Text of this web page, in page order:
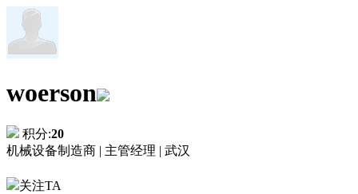
woerson
积分:20
机械设备制造商 | 主管经理 | 武汉
关注TA